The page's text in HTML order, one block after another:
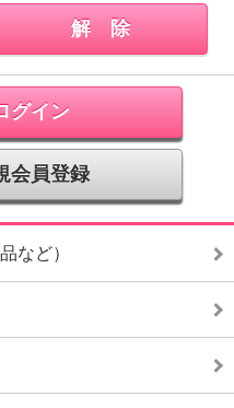
グイン
会員登録
など）